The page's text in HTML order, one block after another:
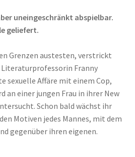
uneingeschränkt abspielbar.
geliefert.
Grenzen austesten, verstrickt
Franny
sexuelle Affäre mit einem Cop,
an einer jungen Frau in ihrer New
Schon bald wächst ihr
Motiven jedes Mannes, mit dem
gegenüber ihren eigenen.